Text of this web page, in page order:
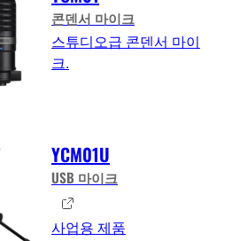
콘덴서 마이크
스튜디오급 콘덴서 마이
크.
YCM01U
USB 마이크
사업용 제품